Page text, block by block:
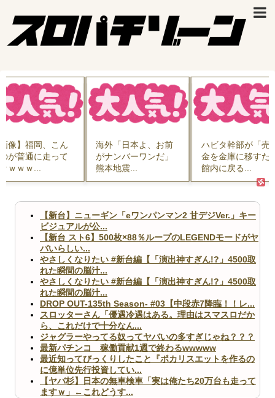
像】福岡、こん
が普通に走って
ｗｗｗ...
海外「日本よ、お前
がナンバーワンだ」
熊本地震...
ハビタ幹部が「売
金を金庫に移すた
館内に戻る...
【新台】ニューギン「eワンパンマン2 甘デジVer.」キー
ビジュアルが公...
【新台 スト6】500枚×88％ループのLEGENDモードがヤ
バいらしい...
やさしくなりたい #新台編【「演出神すぎん!?」4500取
れた瞬間の脳汁...
やさしくなりたい #新台編【「演出神すぎん!?」4500取
れた瞬間の脳汁...
DROP OUT-135th Season- #03【中段赤7降臨！！レ...
スロッターさん「優遇冷遇はある。理由はスマスロだか
ら、これだけで十分なん...
ジャグラーやってる奴ってヤバいの多すぎじゃね？？？
最新パチンコ 稼働貢献1週で終わるwwwww
最近知ってびっくりしたこと『ポカリスエットを作るの
に億単位先行投資してい...
【ヤバ杉】日本の無車検車「実は俺たち20万台も走って
ますｗ」←これどうす...